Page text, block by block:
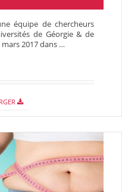
équipe de chercheurs
de Géorgie & de
2017 dans …